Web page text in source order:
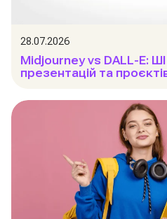
28.07.2026
Midjourney vs DALL-E:
презентацій та